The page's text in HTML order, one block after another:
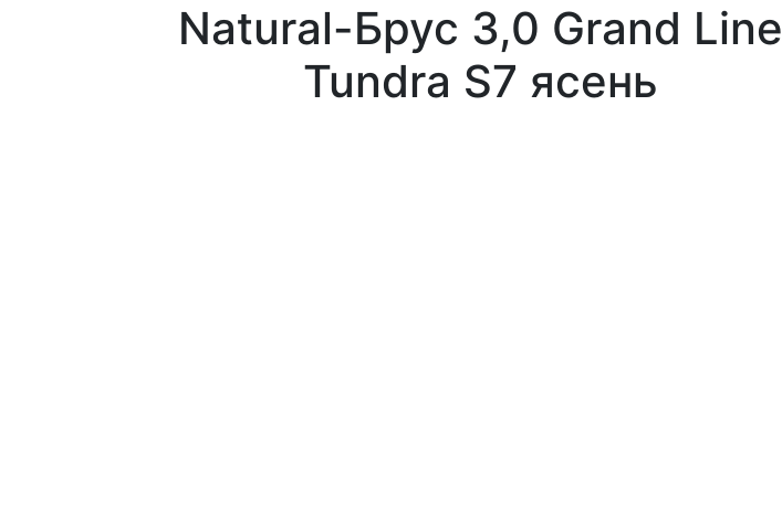
Natural-Брус 3,0 Grand Line
Tundra S7 ясень